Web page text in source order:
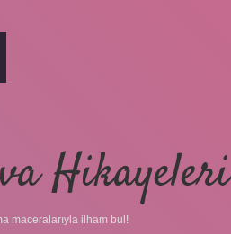
Hikayeleri
maceralarıyla ilham bul!